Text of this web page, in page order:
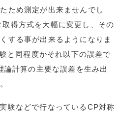
ため測定が出来ませんでし
得方式を大幅に変更し、その
する事が出来るようになりま
と同程度かそれ以下の誤差で
計算の主要な誤差を生み出
験などで行なっているCP対称